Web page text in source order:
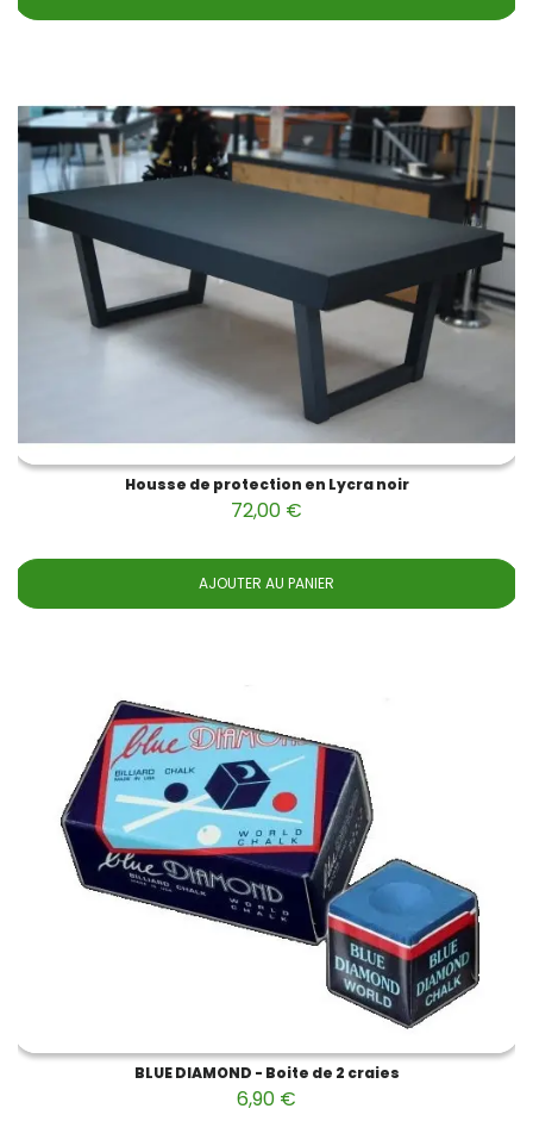
Housse de protection en Lycra noir
72,00 €
AJOUTER AU PANIER
BLUE DIAMOND - Boite de 2 craies
6,90 €